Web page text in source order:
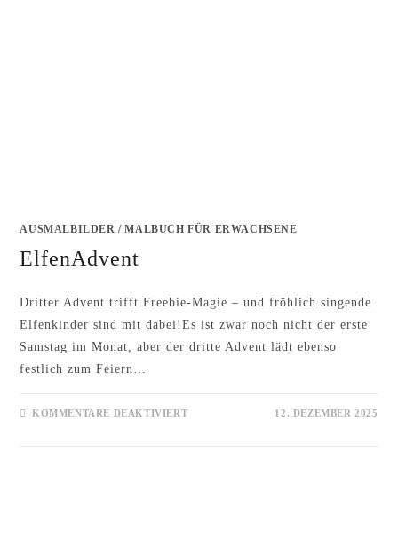
AUSMALBILDER /MALBUCH FÜR ERWACHSENE
ElfenAdvent
Dritter Advent trifft Freebie-Magie – und fröhlich singende
Elfenkinder sind mit dabei!Es ist zwar noch nicht der erste
Samstag im Monat, aber der dritte Advent lädt ebenso
festlich zum Feiern…
KOMMENTARE DEAKTIVIERTFÜR
12. DEZEMBER 2025